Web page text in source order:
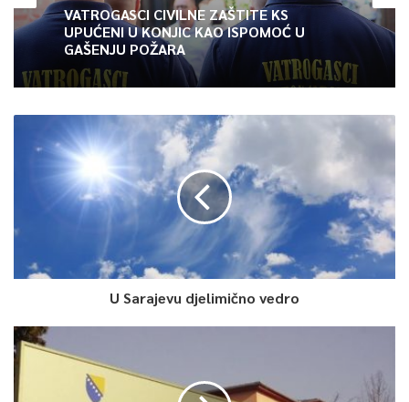
VATROGASCI CIVILNE ZAŠTITE KS
UPUĆENI U KONJIC KAO ISPOMOĆ U
GAŠENJU POŽARA
U Sarajevu djelimično vedro